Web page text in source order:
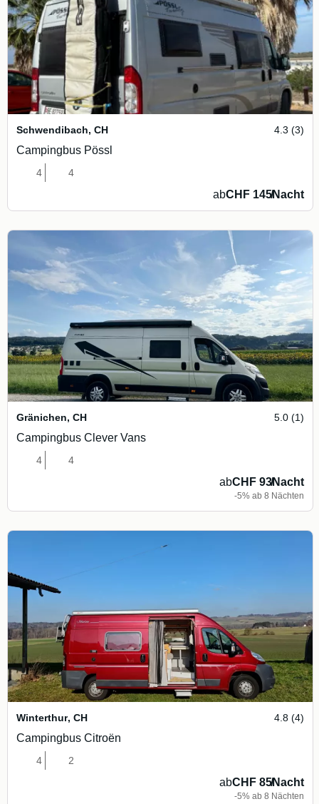
Schwendibach, CH 4.3 (3)
Campingbus Pössl
4 4
abCHF 145/Nacht
Gränichen, CH 5.0 (1)
Campingbus Clever Vans
4 4
abCHF 93/Nacht
-5% ab 8 Nächten
Winterthur, CH 4.8 (4)
Campingbus Citroën
4 2
abCHF 85/Nacht
-5% ab 8 Nächten